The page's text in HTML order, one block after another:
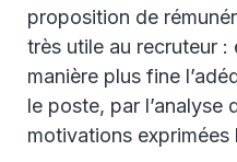
proposition de
très utile au recruteur :
manière plus fine
le poste, par l’analyse
motivations exprimées